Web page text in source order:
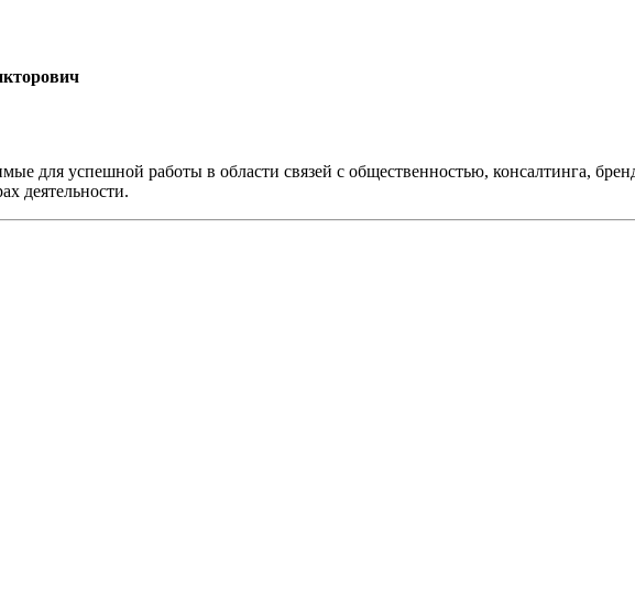
для успешной работы в области связей с общественностью, консалтинга,
деятельности.